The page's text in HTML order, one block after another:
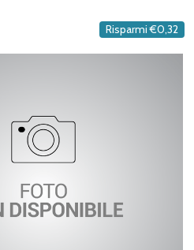
DEI
Risparmi €0,32